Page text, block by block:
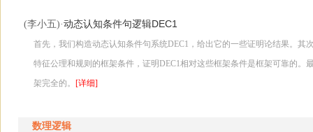
(李小五)·动态认知条件句逻辑DEC1
首先，我们构造动态认知条件句系统DEC1，给出它的一些证明论结果。其
特征公理和规则的框架条件，证明DEC1相对这些框架条件是框架可靠的。
架完全的。 [详细]
数理逻辑